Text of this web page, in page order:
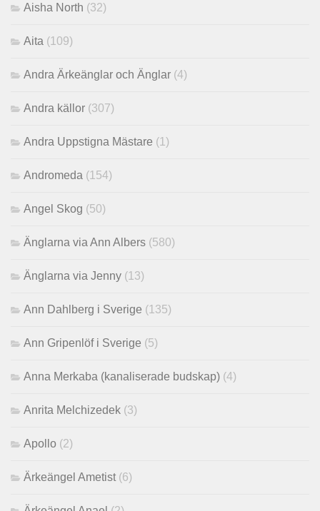
Aisha North (32)
Aita (109)
Andra Ärkeänglar och Änglar (4)
Andra källor (307)
Andra Uppstigna Mästare (1)
Andromeda (154)
Angel Skog (50)
Änglarna via Ann Albers (580)
Änglarna via Jenny (13)
Ann Dahlberg i Sverige (135)
Ann Gripenlöf i Sverige (5)
Anna Merkaba (kanaliserade budskap) (4)
Anrita Melchizedek (3)
Apollo (2)
Ärkeängel Ametist (6)